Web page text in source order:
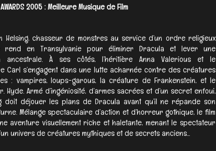
2005 : Meilleure Musique de Film
Helsing, chasseur de monstres au service d’un ordre religieux
rend en Transylvanie pour éliminer Dracula et lever une
ancestrale. À ses côtés, l’héritière Anna Valerious et le
Carl s’engagent dans une lutte acharnée contre des créatures
: vampires, loups-garous, la créature de Frankenstein, et le
Hyde. Armé d’ingéniosité, d’armes sacrées et d’un secret enfoui,
doit déjouer les plans de Dracula avant qu’il ne répande son
Mélange spectaculaire d’action et d’horreur gothique, le film
aventure visuellement riche et haletante, menant le spectateur
univers de créatures mythiques et de secrets anciens...